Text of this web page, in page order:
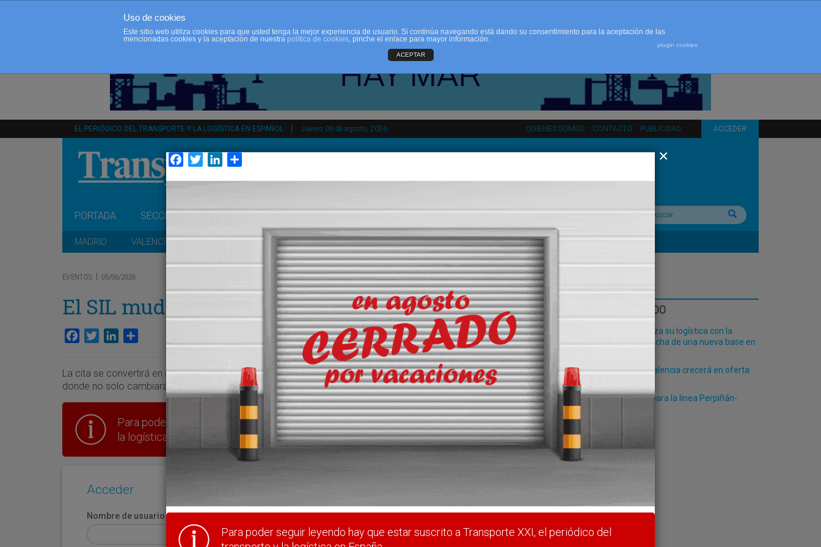
QUIENES SOMOS CONTACTO PUBLICIDAD ACCEDER
EL PERIÓDICO DEL TRANSPORTE Y LA LOGÍSTICA EN ESPAÑOL Jueves 06 de agosto, 2026
PORTADA SECCIONES Buscar:
MADRID VALENCIA CATALUÑA ANDALUCÍA PAÍS VASCO ESPAÑA INTERNACIONAL
EVENTOS 05/06/2026
El SIL muda de piel
Facebook
TwitterLinkedIn
La cita se convertirá en el Salón de la Innovación Logística en la próxima edición, entre el 9 y el 11 de junio de 2027,
donde no solo cambiará de ubicación, regresando a las instalaciones de Gran Via de Fira de Barcelona.
Para poder seguir leyendo hay que estar suscrito a Transporte XXI, el periódico del transporte y
la logística en España.
Acceder
Nombre de usuario Nombre de usuario (elija un nombre)*
LO MÁS LEÍDO
Fribasa refuerza su logística con la
puesta en marcha de una nueva base en
El Puerto de Valencia crecerá en oferta
Un paso más para la línea Perpiñán-
Uso de cookies
Este sitio web utiliza cookies para que usted tenga la mejor experiencia de usuario. Si continúa navegando está dando su consentimiento para la aceptación de las
mencionadas cookies y la aceptación de nuestra política de cookies, pinche el enlace para mayor información.
plugin cookies
ACEPTAR
Facebook
TwitterLinkedIn
Para poder seguir leyendo hay que estar suscrito a Transporte XXI, el periódico del